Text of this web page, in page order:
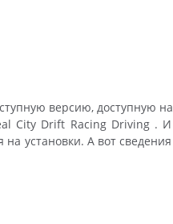
версию, доступную
City Drift Racing Driving .
установки. А вот